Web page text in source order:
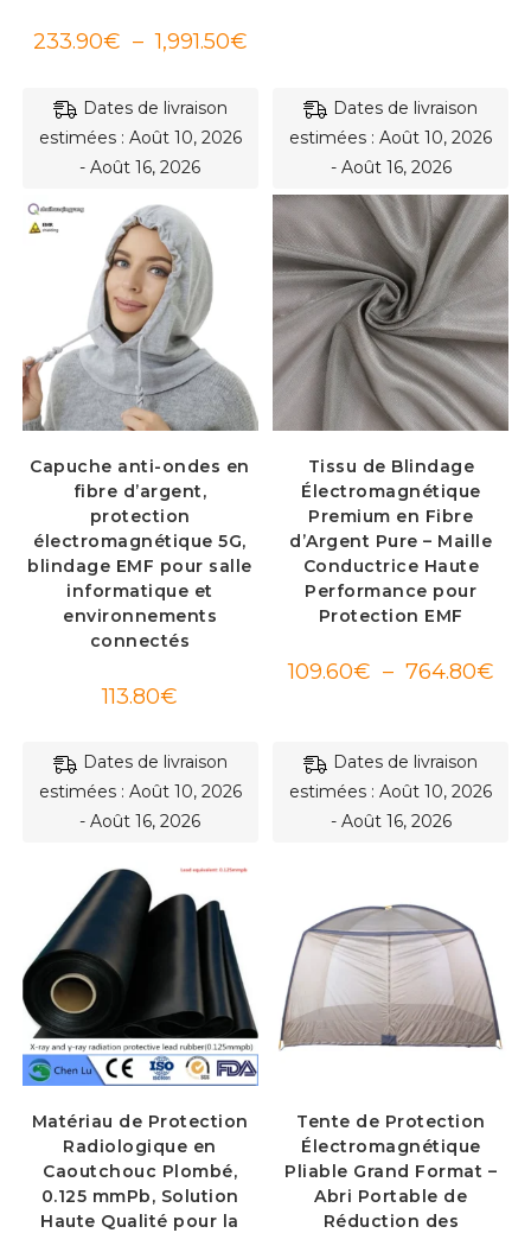
233.90€ – 1,991.50€Plage
1,991.50€
Dates de livraison
estimées : Août 10, 2026
- Août 16, 2026
Capuche anti-ondes en
fibre d’argent,
protection
électromagnétique 5G,
blindage EMF pour salle
informatique et
environnements
connectés
113.80€
Dates de livraison
estimées : Août 10, 2026
- Août 16, 2026
Tissu de Blindage
Électromagnétique
Premium en Fibre
d’Argent Pure – Maille
Conductrice Haute
Performance pour
Protection EMF
109.60€ – 764.80€de
Dates de livraison
estimées : Août 10, 2026
- Août 16, 2026
Matériau de Protection
Radiologique en
Caoutchouc Plombé,
0.125 mmPb, Solution
Haute Qualité pour la
Dates de livraison
estimées : Août 10, 2026
- Août 16, 2026
Tente de Protection
Électromagnétique
Pliable Grand Format –
Abri Portable de
Réduction des